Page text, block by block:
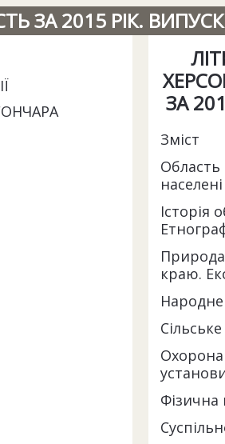
ЗА 2015 РІК. ВИПУСК
ЗА
Зміст
Область
Історія
краю.
Фізична